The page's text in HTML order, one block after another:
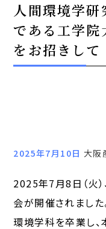
人間環境学
である工学
をお招きして
2025年7月10日 大阪
2025年7月8日（火
会が開催されまし
環境学科を卒業し